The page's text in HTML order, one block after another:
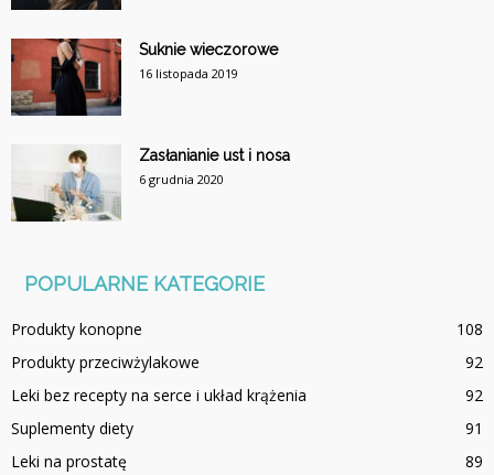
Suknie wieczorowe
16 listopada 2019
Zasłanianie ust i nosa
6 grudnia 2020
POPULARNE KATEGORIE
Produkty konopne
108
Produkty przeciwżylakowe
92
Leki bez recepty na serce i układ krążenia
92
Suplementy diety
91
Leki na prostatę
89